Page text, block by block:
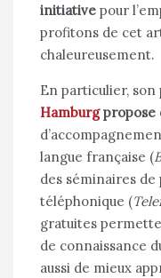
initiative pour
profitons de cet
chaleureusement.
En particulier,
Hamburgpropose
langue française (
des séminaires
téléphonique (
gratuites
de connaissance
aussi de mieux